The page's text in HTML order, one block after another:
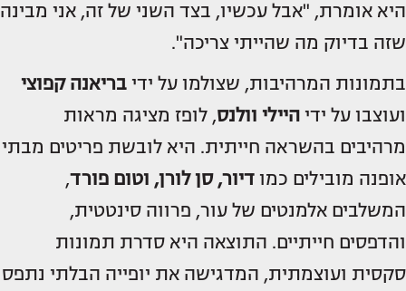
היא אומרת, "אבל עכשיו, בצד השני של זה, אני מבינה
שזה בדיוק מה שהייתי צריכה".
בתמונות המרהיבות, שצולמו על ידי בריאנה קפוצי
ועוצבו על ידי היילי וולנס, לופז מציגה מראות
מרהיבים בהשראה חייתית. היא לובשת פריטים מבתי
אופנה מובילים כמו דיור, סן לורן, וטום פורד,
המשלבים אלמנטים של עור, פרווה סינטטית,
והדפסים חייתיים. התוצאה היא סדרת תמונות
סקסית ועוצמתית, המדגישה את יופייה הבלתי נתפס